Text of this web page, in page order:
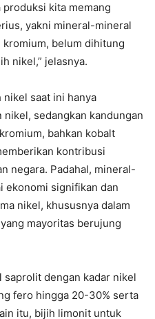
produksi kita memang
yakni mineral-mineral
belum dihitung
nikel,” jelasnya.
saat ini hanya
sedangkan kandungan
bahkan kobalt
kontribusi
negara. Padahal, mineral-
ekonomi signifikan dan
nikel, khususnya dalam
yang mayoritas berujung
dengan kadar nikel
fero hingga 20-30% serta
itu, bijih limonit untuk